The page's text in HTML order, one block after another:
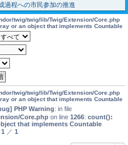
過程への市民参加の推進
twig/twig/lib/Twig/Extension/Core.php
or an object that implements Countable
twig/twig/lib/Twig/Extension/Core.php
or an object that implements Countable
PHP Warning: in file
Core.phpon line 1266: count():
that implements Countable
1 ／ 1